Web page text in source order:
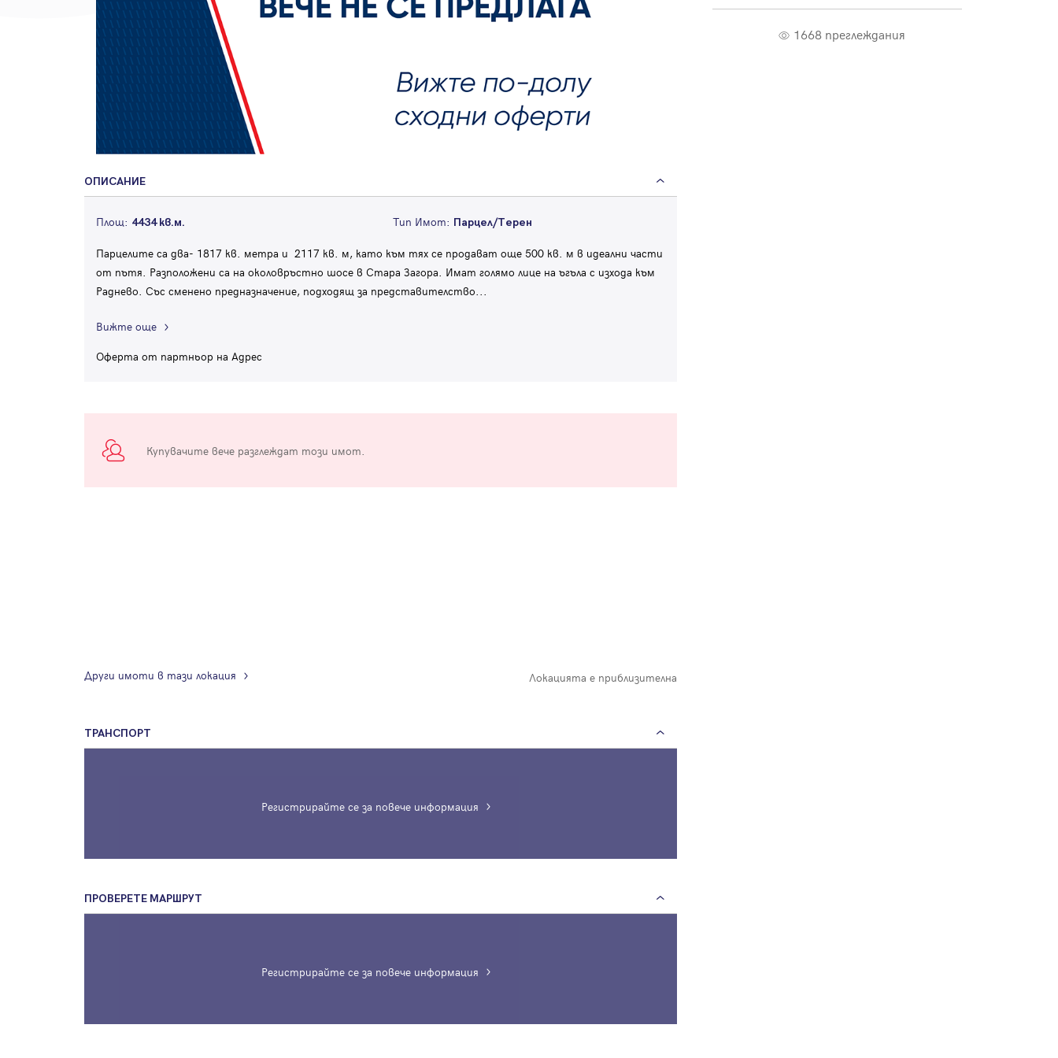
1668 преглеждания
ОПИСАНИЕ
Площ: 4434 кв.м. Тип Имот: Парцел/Терен
Парцелите са два- 1817 кв. метра и 2117 кв. м, като към тях се продават още 500 кв. м в идеални части
от пътя. Разположени са на околовръстно шосе в Стара Загора. Имат голямо лице на ъгъла с изхода към
Раднево. Със сменено предназначение, подходящ за представителство...
Вижте още
Оферта от партньор на Адрес
Купувачите вече разглеждат този имот.
Локацията е приблизителна
Други имоти в тази локация
ТРАНСПОРТ
Регистрирайте се за повече информация
ПРОВЕРЕТЕ МАРШРУТ
Регистрирайте се за повече информация
Вход
по-подробна информация.